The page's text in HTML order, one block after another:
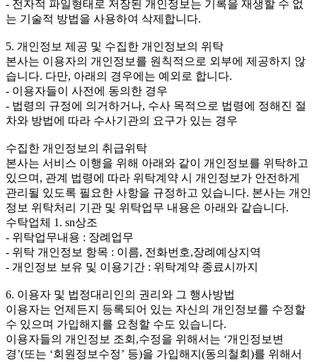
- 전자적 파일형태로 저장된 개인정보는 기록을 재생할 수 없
는 기술적 방법을 사용하여 삭제합니다.
5. 개인정보 제공 및 수집한 개인정보의 위탁
본사는 이용자의 개인정보를 원칙적으로 외부에 제공하지 않
습니다. 다만, 아래의 경우에는 예외로 합니다.
- 이용자들이 사전에 동의한 경우
- 법령의 규정에 의거하거나, 수사 목적으로 법령에 정해진 절
차와 방법에 따라 수사기관의 요구가 있는 경우
수집한 개인정보의 취급위탁
본사는 서비스 이행을 위해 아래와 같이 개인정보를 위탁하고
있으며, 관계 법령에 따라 위탁계약 시 개인정보가 안전하게
관리될 있도록 필요한 사항을 규정하고 있습니다. 본사는 개인
정보 위탁처리 기관 및 위탁업무 내용은 아래와 같습니다.
수탁업체 1. sn상조
- 위탁업무내용 : 장례업무
- 위탁 개인정보 항목 : 이름, 전화번호,장례예상지역
- 개인정보 보유 및 이용기간 : 위탁계약 종료시까지
6. 이용자 및 법정대리인의 권리와 그 행사방법
이용자는 언제든지 등록되어 있는 자신의 개인정보를 수정할
수 있으며 가입해지를 요청할 수도 있습니다.
이용자들의 개인정보 조회,수정을 위해서는 ‘개인정보변
경’(또는 ‘회원정보수정’ 등)을 가입해지(동의철회)를 위해서